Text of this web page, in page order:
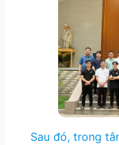
Sau đó, trong